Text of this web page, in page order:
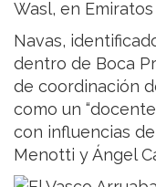
Wasl, en
Navas,
dentro de Boca
de coordinación
como un
con influencias
Menotti y Ángel